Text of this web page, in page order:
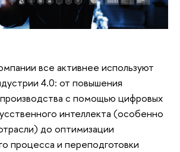
все активнее используют
4.0: от повышения
с помощью цифровых
интеллекта (особенно
до оптимизации
процесса и переподготовки